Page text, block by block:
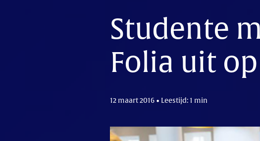
Studente
Folia uit
12 maart 2016 • Leestijd: 1 min